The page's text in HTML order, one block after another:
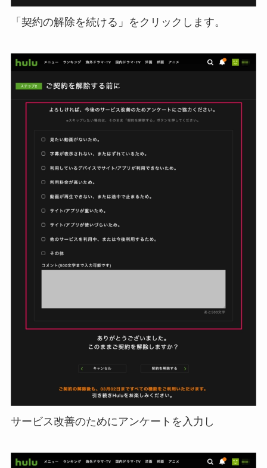
「契約の解除を続ける」をクリックします。
サービス改善のためにアンケートを入力し